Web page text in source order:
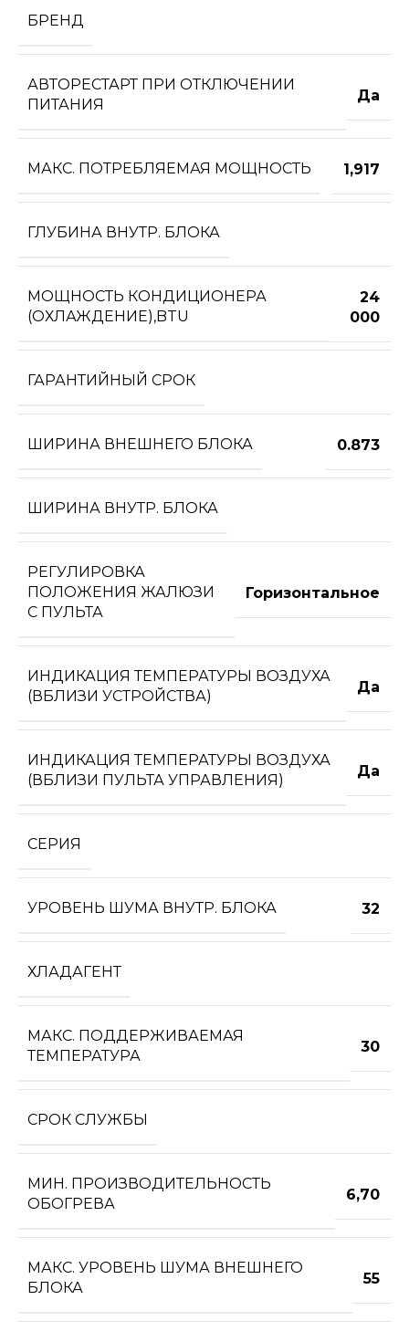
БРЕНД
АВТОРЕСТАРТ ПРИ ОТКЛЮЧЕНИИ
ПИТАНИЯ
Да
МАКС. ПОТРЕБЛЯЕМАЯ МОЩНОСТЬ 1,917
ГЛУБИНА ВНУТР. БЛОКА
МОЩНОСТЬ КОНДИЦИОНЕРА
(ОХЛАЖДЕНИЕ),BTU
24
000
ГАРАНТИЙНЫЙ СРОК
ШИРИНА ВНЕШНЕГО БЛОКА 0.873
ШИРИНА ВНУТР. БЛОКА
РЕГУЛИРОВКА
ПОЛОЖЕНИЯ ЖАЛЮЗИ
С ПУЛЬТА
Горизонтальное
ИНДИКАЦИЯ ТЕМПЕРАТУРЫ ВОЗДУХА
(ВБЛИЗИ УСТРОЙСТВА)
Да
ИНДИКАЦИЯ ТЕМПЕРАТУРЫ ВОЗДУХА
(ВБЛИЗИ ПУЛЬТА УПРАВЛЕНИЯ)
Да
СЕРИЯ
УРОВЕНЬ ШУМА ВНУТР. БЛОКА 32
ХЛАДАГЕНТ
МАКС. ПОДДЕРЖИВАЕМАЯ
ТЕМПЕРАТУРА
30
СРОК СЛУЖБЫ
МИН. ПРОИЗВОДИТЕЛЬНОСТЬ
ОБОГРЕВА
6,70
МАКС. УРОВЕНЬ ШУМА ВНЕШНЕГО
БЛОКА
55